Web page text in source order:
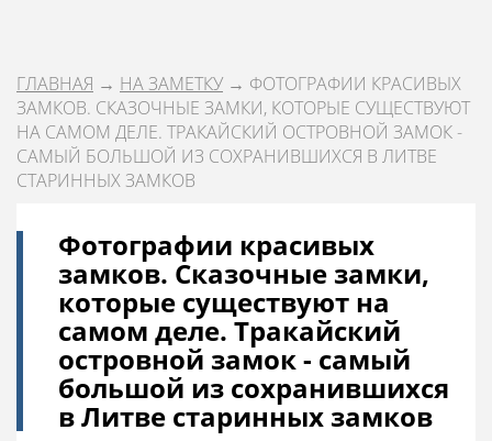
ГЛАВНАЯ → НА ЗАМЕТКУ → ФОТОГРАФИИ КРАСИВЫХ
ЗАМКОВ. СКАЗОЧНЫЕ ЗАМКИ, КОТОРЫЕ СУЩЕСТВУЮТ
НА САМОМ ДЕЛЕ. ТРАКАЙСКИЙ ОСТРОВНОЙ ЗАМОК -
САМЫЙ БОЛЬШОЙ ИЗ СОХРАНИВШИХСЯ В ЛИТВЕ
СТАРИННЫХ ЗАМКОВ
Фотографии красивых
замков. Сказочные замки,
которые существуют на
самом деле. Тракайский
островной замок - самый
большой из сохранившихся
в Литве старинных замков